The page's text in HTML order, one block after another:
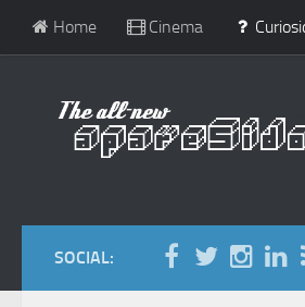
Home Cinema
SOCIAL: